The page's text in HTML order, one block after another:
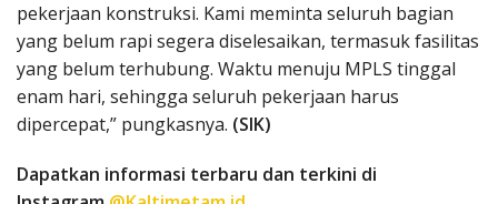
pekerjaan konstruksi. Kami meminta seluruh bagian
yang belum rapi segera diselesaikan, termasuk fasilitas
yang belum terhubung. Waktu menuju MPLS tinggal
enam hari, sehingga seluruh pekerjaan harus
dipercepat,” pungkasnya. (SIK)
Dapatkan informasi terbaru dan terkini di